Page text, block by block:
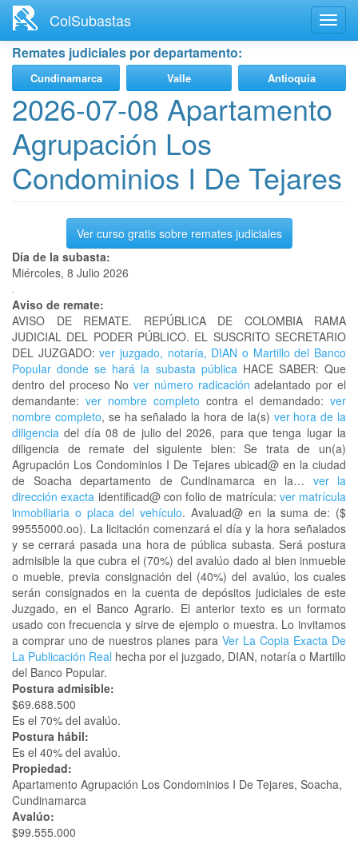
contenido
principal
ColSubastas
Remates judiciales por departamento:
Cundinamarca Valle Antioquia
2026-07-08 Apartamento
Agrupación Los
Condominios I De Tejares
Ver curso gratis sobre remates judiciales
Día de la subasta:
Miércoles, 8 Julio 2026
Aviso de remate:
AVISO DE REMATE. REPÚBLICA DE COLOMBIA RAMA
JUDICIAL DEL PODER PÚBLICO. EL SUSCRITO SECRETARIO
DEL JUZGADO: ver juzgado, notaría, DIAN o Martillo del Banco
Popular donde se hará la subasta públicaHACE SABER: Que
dentro del proceso Nover número radicación adelantado por el
demandante: ver nombre completo contra el demandado: ver
nombre completo, se ha señalado la hora de la(s) ver hora de la
diligencia del día 08 de julio del 2026, para que tenga lugar la
diligencia de remate del siguiente bien: Se trata de un(a)
Agrupación Los Condominios I De Tejares ubicad@ en la ciudad
de Soacha departamento de Cundinamarca en la… ver la
dirección exacta identificad@ con folio de matrícula: ver matrícula
inmobiliaria o placa del vehículo. Avaluad@ en la suma de: ($
99555000.oo). La licitación comenzará el día y la hora señalados
y se cerrará pasada una hora de pública subasta. Será postura
admisible la que cubra el (70%) del avalúo dado al bien inmueble
o mueble, previa consignación del (40%) del avalúo, los cuales
serán consignados en la cuenta de depósitos judiciales de este
Juzgado, en el Banco Agrario. El anterior texto es un formato
usado con frecuencia y sirve de ejemplo o muestra. Lo invitamos
a comprar uno de nuestros planes para Ver La Copia Exacta De
La Publicación Real hecha por el juzgado, DIAN, notaría o Martillo
del Banco Popular.
Postura admisible:
$69.688.500
Es el 70% del avalúo.
Postura hábil:
Es el 40% del avalúo.
Propiedad:
Apartamento Agrupación Los Condominios I De Tejares, Soacha,
Cundinamarca
Avalúo:
$99.555.000